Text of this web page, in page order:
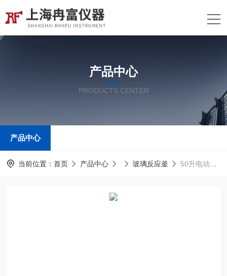
产品中心
PRODUCTS CENTER
产品中心
当前位置： 首页 产品中心 玻璃反应釜 50升电动升降玻璃反应釜